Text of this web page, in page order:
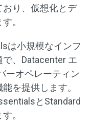
り、仮想化とデ
。
は小規模なインフ
、Datacenter エ
ーオペレーティン
を提供します。
とStandard
。